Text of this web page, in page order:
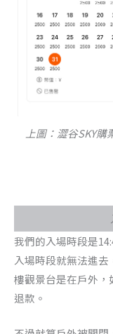
上圖：澀谷SKY
我們的入場時段是
入場時段就無法進
樓觀景台是在戶外
退款。